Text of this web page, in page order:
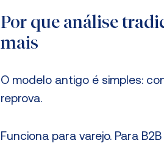
Por que análise
mais
O modelo antigo é simples:
reprova.
Funciona para varejo. Para